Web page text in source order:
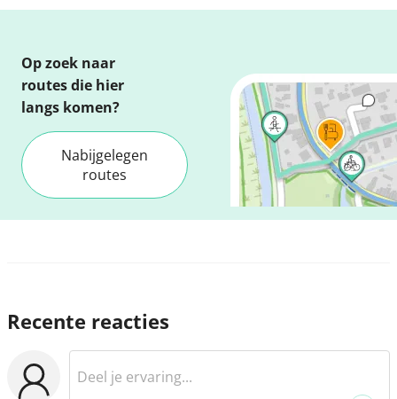
Op zoek naar
routes die hier
langs komen?
Nabijgelegen
routes
Recente reacties